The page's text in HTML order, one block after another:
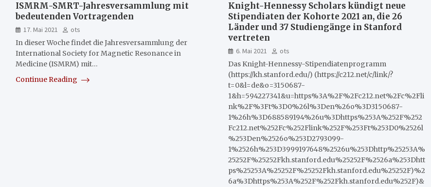
ISMRM-SMRT-Jahresversammlung mit
bedeutenden Vortragenden
17. Mai 2021
ots
In dieser Woche findet die Jahresversammlung der
International Society for Magnetic Resonance in
Medicine (ISMRM) mit…
Continue Reading
Knight-Hennessy Scholars kündigt neue
Stipendiaten der Kohorte 2021 an, die 26
Länder und 37 Studiengänge in Stanford
vertreten
6. Mai 2021
ots
Das Knight-Hennessy-Stipendiatenprogramm
(https://kh.stanford.edu/) (https://c212.net/c/link/?
t=0&l=de&o=3150687-
1&h=594227341&u=https%3A%2F%2Fc212.net%2Fc%2Fli
nk%2F%3Ft%3D0%26l%3Den%26o%3D3150687-
1%26h%3D688589194%26u%3Dhttps%253A%252F%252
Fc212.net%252Fc%252Flink%252F%253Ft%253D0%2526l
%253Den%2526o%253D2793099-
1%2526h%253D3999197648%2526u%253Dhttp%25253A%
25252F%25252Fkh.stanford.edu%25252F%2526a%253Dhtt
ps%25253A%25252F%25252Fkh.stanford.edu%25252F)%2
6a%3Dhttps%253A%252F%252Fkh.stanford.edu%252F)&